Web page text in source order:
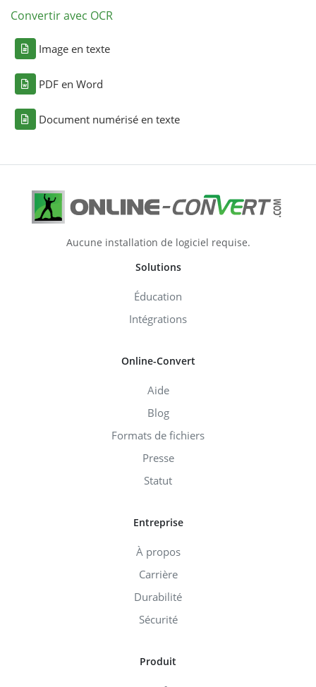
Convertir avec OCR
Image en texte
PDF en Word
Document numérisé en texte
Aucune installation de logiciel requise.
Solutions
Éducation
Intégrations
Online-Convert
Aide
Blog
Formats de fichiers
Presse
Statut
Entreprise
À propos
Carrière
Durabilité
Sécurité
Produit